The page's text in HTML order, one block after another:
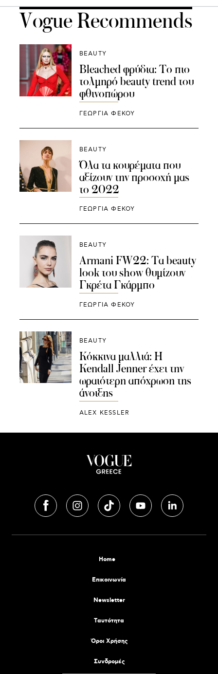
Vogue Recommends
BEAUTY
Bleached φρύδια: Το πιο
τολμηρό beauty trend του
φθινοπώρου
ΓΕΩΡΓΙΑ ΦΕΚΟΥ
BEAUTY
Όλα τα κουρέματα που
αξίζουν την προσοχή μας
το 2022
ΓΕΩΡΓΙΑ ΦΕΚΟΥ
BEAUTY
Armani FW22: Τα beauty
look του show θυμίζουν
Γκρέτα Γκάρμπο
ΓΕΩΡΓΙΑ ΦΕΚΟΥ
BEAUTY
Κόκκινα μαλλιά: Η
Kendall Jenner έχει την
ωραιότερη απόχρωση της
άνοιξης
ALEX KESSLER
Home
Επικοινωνία
Newsletter
Tαυτότητα
Όροι Χρήσης
Συνδρομές